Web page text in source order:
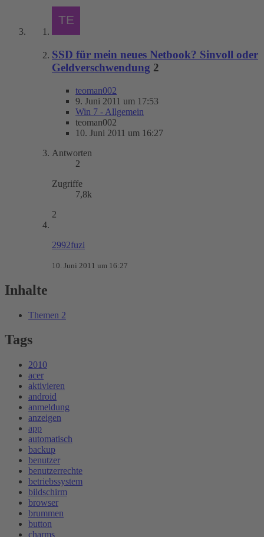
SSD für mein neues Netbook? Sinvoll oder
Geldverschwendung 2
teoman002
9. Juni 2011 um 17:53
Win 7 - Allgemein
teoman002
10. Juni 2011 um 16:27
Antworten
2
Zugriffe
7,8k
2
2992fuzi
10. Juni 2011 um 16:27
Inhalte
Themen 2
Tags
2010
acer
aktivieren
android
anmeldung
anzeigen
app
automatisch
backup
benutzer
benutzerrechte
betriebssystem
bildschirm
browser
brummen
button
charms